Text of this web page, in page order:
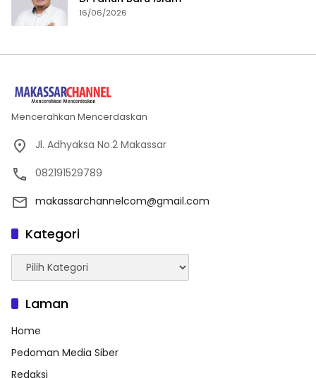
16/06/2026
Mencerahkan Mencerdaskan
Jl. Adhyaksa No.2 Makassar
082191529789
makassarchannelcom@gmail.com
Kategori
Kategori
Laman
Home
Pedoman Media Siber
Redaksi